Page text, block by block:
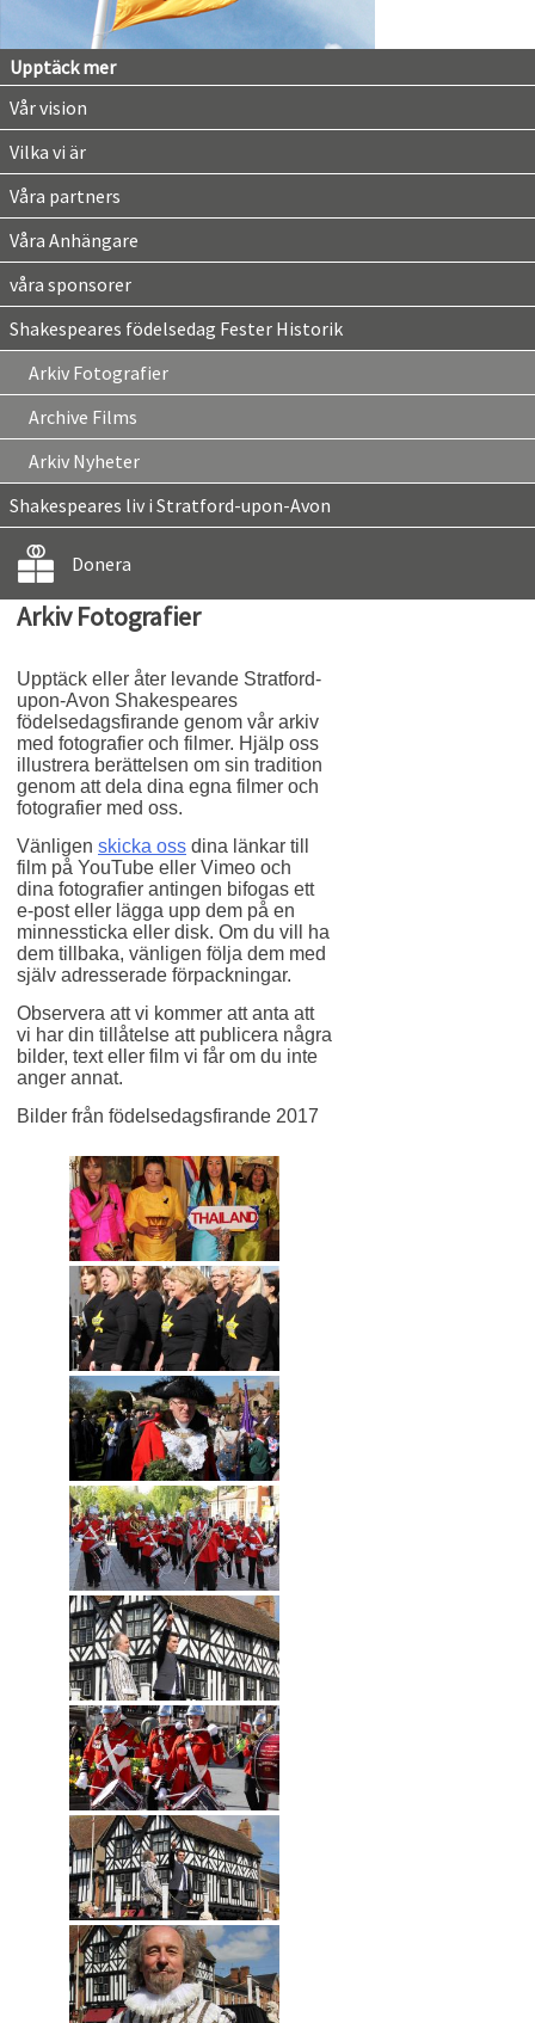
Upptäck mer
Vår vision
Vilka vi är
Våra partners
Våra Anhängare
våra sponsorer
Shakespeares födelsedag Fester Historik
Arkiv Fotografier
Archive Films
Arkiv Nyheter
Shakespeares liv i Stratford-upon-Avon
Donera
Arkiv Fotografier
Upptäck eller åter levande Stratford-
upon-Avon Shakespeares
födelsedagsfirande genom vår arkiv
med fotografier och filmer. Hjälp oss
illustrera berättelsen om sin tradition
genom att dela dina egna filmer och
fotografier med oss.
Vänligen skicka oss dina länkar till
film på YouTube eller Vimeo och
dina fotografier antingen bifogas ett
e-post eller lägga upp dem på en
minnessticka eller disk. Om du vill ha
dem tillbaka, vänligen följa dem med
själv adresserade förpackningar.
Observera att vi kommer att anta att
vi har din tillåtelse att publicera några
bilder, text eller film vi får om du inte
anger annat.
Bilder från födelsedagsfirande 2017